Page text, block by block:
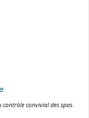
convivial des spas.